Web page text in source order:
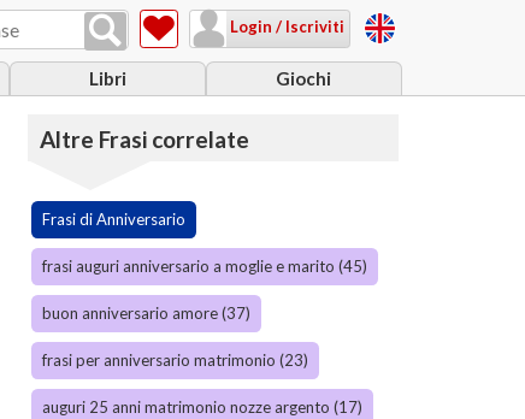
Login / Iscriviti
Libri Giochi
Altre Frasi correlate
Frasi di Anniversario
frasi auguri anniversario a moglie e marito (45)
buon anniversario amore (37)
frasi per anniversario matrimonio (23)
auguri 25 anni matrimonio nozze argento (17)